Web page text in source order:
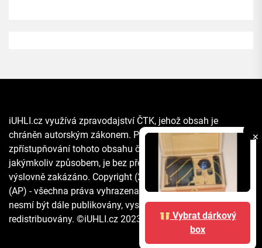
✕
Vybrat dárkový
box
iUHLI.cz využívá zpravodajství ČTK, jehož obsah je
chráněn autorským zákonem. Přepis, šíření či další
zpřístupňování tohoto obsahu či jeho části veřejnosti, a to
jakýmkoliv způsobem, je bez předchozího souhlasu ČTK
výslovně zakázáno. Copyright (2021) The Associated Press
(AP) - všechna práva vyhrazena. Materiály agentury AP
nesmí být dále publikovány, vysílány, přepisovány nebo
redistribuovány. ©iUHLI.cz 2023 All rights reserved.